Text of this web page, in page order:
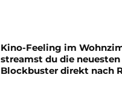
Kino-Feeling im
streamst du die neuesten
Blockbuster direkt nach